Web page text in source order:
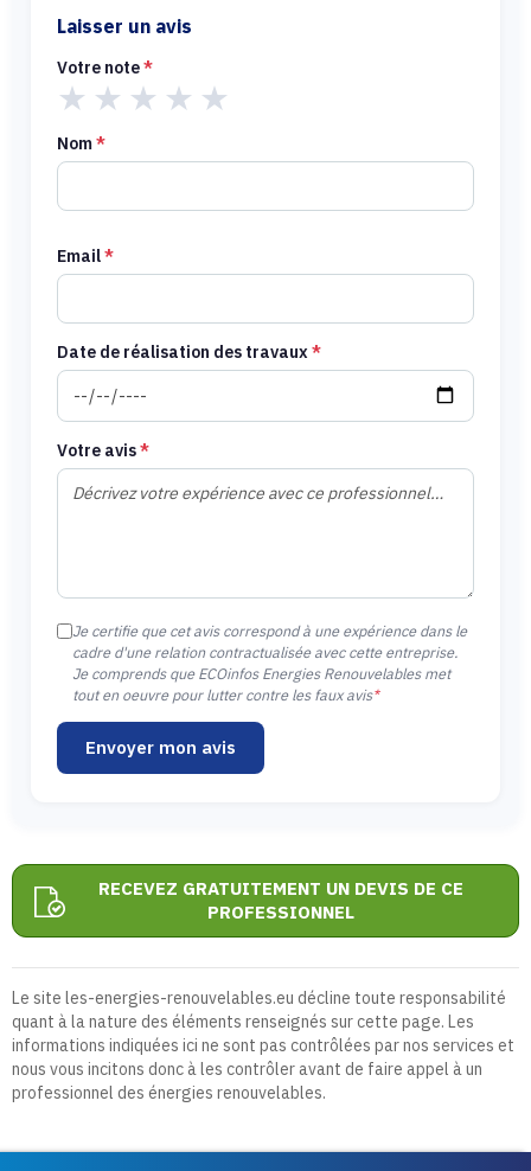
Laisser un avis
Votre note*
★ ★ ★ ★ ★
Nom*
Email*
Date de réalisation des travaux *
Votre avis*
Je certifie que cet avis correspond à une expérience dans le
cadre d'une relation contractualisée avec cette entreprise.
Je comprends que ECOinfos Energies Renouvelables met
tout en oeuvre pour lutter contre les faux avis*
Envoyer mon avis
RECEVEZ GRATUITEMENT UN DEVIS DE CE
PROFESSIONNEL
Le site les-energies-renouvelables.eu décline toute responsabilité
quant à la nature des éléments renseignés sur cette page. Les
informations indiquées ici ne sont pas contrôlées par nos services et
nous vous incitons donc à les contrôler avant de faire appel à un
professionnel des énergies renouvelables.